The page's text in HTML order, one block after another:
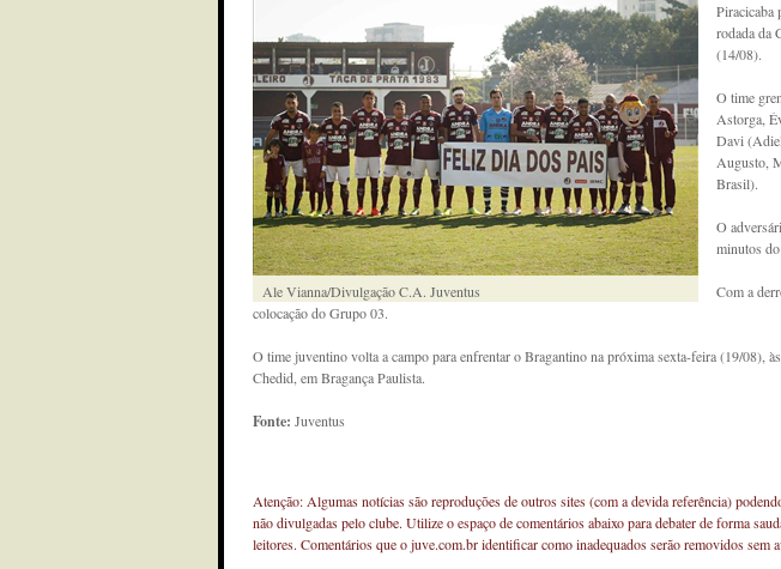
Ale Vianna/Divulgação C.A. Juventus
Piracicaba
rodada da
(14/08).
O time
Astorga,
Davi
Augusto,
Brasil).
O
minutos
Com a
colocação do Grupo 03.
O time juventino volta a campo para enfrentar o Bragantino na próxima sexta-feira (19/08),
Chedid, em Bragança Paulista.
Fonte: Juventus
Atenção: Algumas notícias são reproduções de outros sites (com a devida referência)
não divulgadas pelo clube. Utilize o espaço de comentários abaixo para debater de forma
leitores. Comentários que o juve.com.br identificar como inadequados serão removidos sem